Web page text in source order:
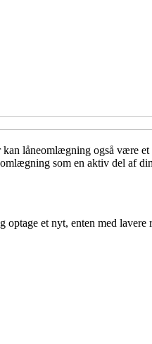
låneomlægning også være
som en aktiv del af
et nyt, enten med lavere